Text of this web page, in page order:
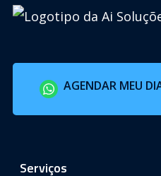
AGENDAR MEU
Serviços